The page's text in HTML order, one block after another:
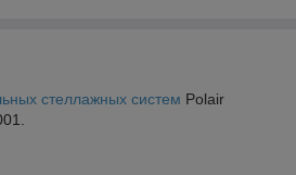
стеллажных систем Polair